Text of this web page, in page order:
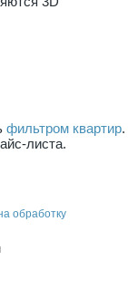
фильтром квартир.
листа.
обработку